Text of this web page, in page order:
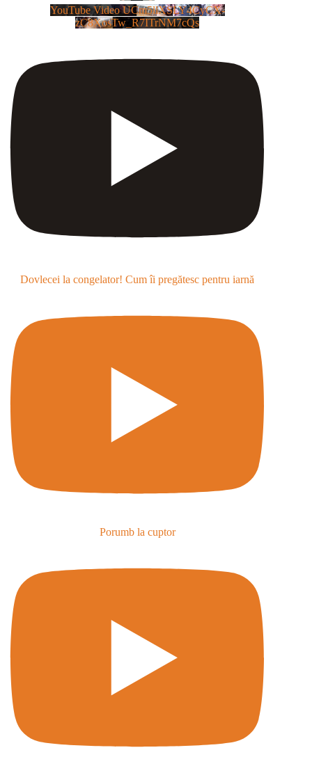
YouTube Video UCm5llXSLY4CyCX-
zC8XosTw_R7ITrNM7cQs
Dovlecei la congelator! Cum îi pregătesc pentru iarnă
Porumb la cuptor